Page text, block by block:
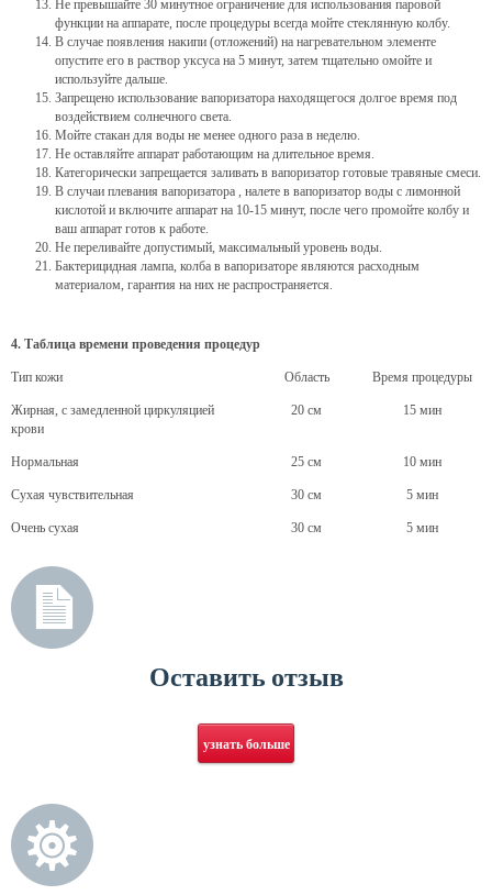
Не превышайте 30 минутное ограничение для использования паровой
функции на аппарате, после процедуры всегда мойте стеклянную колбу.
В случае появления накипи (отложений) на нагревательном элементе
опустите его в раствор уксуса на 5 минут, затем тщательно омойте и
используйте дальше.
Запрещено использование вапоризатора находящегося долгое время под
воздействием солнечного света.
Мойте стакан для воды не менее одного раза в неделю.
Не оставляйте аппарат работающим на длительное время.
Категорически запрещается заливать в вапоризатор готовые травяные смеси.
В случаи плевания вапоризатора , налете в вапоризатор воды с лимонной
кислотой и включите аппарат на 10-15 минут, после чего промойте колбу и
ваш аппарат готов к работе.
Не переливайте допустимый, максимальный уровень воды.
Бактерицидная лампа, колба в вапоризаторе являются расходным
материалом, гарантия на них не распространяется.
4. Таблица времени проведения процедур
Тип кожи Область Время процедуры
Жирная, с замедленной циркуляцией
крови
20 см 15 мин
Нормальная 25 см 10 мин
Сухая чувствительная 30 см 5 мин
Очень сухая 30 см 5 мин
Оставить отзыв
узнать больше